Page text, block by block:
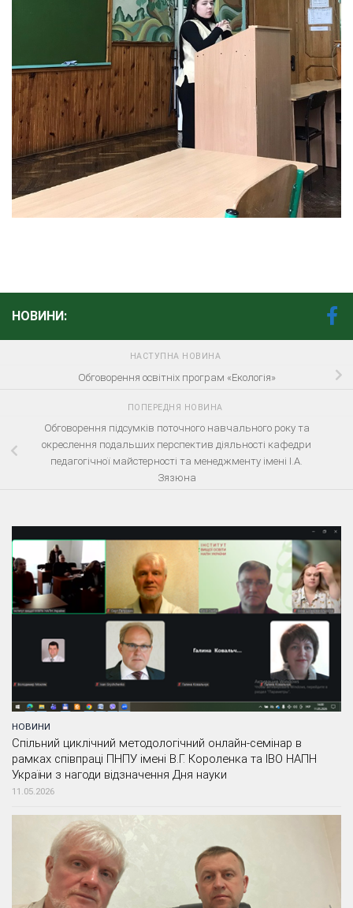
НОВИНИ:
НАСТУПНА НОВИНА
Обговорення освітніх програм «Екологія»
ПОПЕРЕДНЯ НОВИНА
Обговорення підсумків поточного навчального року та
окреслення подальших перспектив діяльності кафедри
педагогічної майстерності та менеджменту імені І.А.
Зязюна
НОВИНИ
Спільний циклічний методологічний онлайн-семінар в
рамках співпраці ПНПУ імені В.Г. Короленка та ІВО НАПН
України з нагоди відзначення Дня науки
11.05.2026